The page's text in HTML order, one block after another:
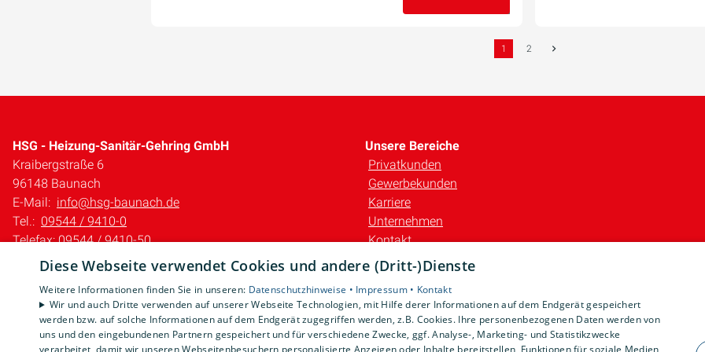
1 2
HSG - Heizung-Sanitär-Gehring GmbH
Kraibergstraße 6
96148 Baunach
E-Mail: info@hsg-baunach.de
Tel.: 09544 / 9410-0
Telefax: 09544 / 9410-50
Impressum
Datenschutzerklärung
AGB
Barrierefreiheitserklärung
Unsere Bereiche
Privatkunden
Gewerbekunden
Karriere
Unternehmen
Kontakt
Diese Webseite verwendet Cookies und andere (Dritt-)Dienste
Weitere Informationen finden Sie in unseren: Datenschutzhinweise • Impressum • Kontakt
Wir und auch Dritte verwenden auf unserer Webseite Technologien, mit Hilfe derer Informationen auf dem Endgerät gespeichert
werden bzw. auf solche Informationen auf dem Endgerät zugegriffen werden, z.B. Cookies. Ihre personenbezogenen Daten werden von
uns und den eingebundenen Partnern gespeichert und für verschiedene Zwecke, ggf. Analyse-, Marketing- und Statistikzwecke
verarbeitet, damit wir unseren Webseitenbesuchern personalisierte Anzeigen oder Inhalte bereitstellen, Funktionen für soziale Medien